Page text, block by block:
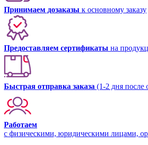
Принимаем дозаказы к основному заказу
Предоставляем сертификаты на
Быстрая отправка заказа (1-2 дня после
Работаем
с физическими, юридическими лицами,